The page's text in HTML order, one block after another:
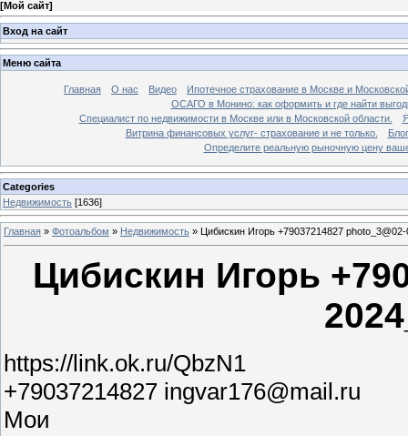
[Мой сайт]
Вход на сайт
Меню сайта
Главная О нас Видео
Ипотечное страхование в Москве и
ОСАГО в Монино: как оформить и где найти
Специалист по недвижимости в Москве или в Московской области.
Витрина финансовых услуг- страхование и не только.
Блог
Определите реальную рыночную цену
Categories
Недвижимость [1636]
Главная » Фотоальбом » Недвижимость » Цибискин Игорь +79037214827
Цибискин Игорь
https://link.ok.ru/QbzN1
+79037214827 ingvar176@mail.ru
Мои